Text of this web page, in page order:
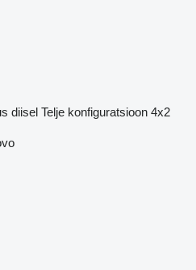
diisel Telje konfiguratsioon 4x2